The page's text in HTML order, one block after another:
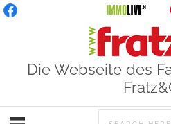
Die Webseite des